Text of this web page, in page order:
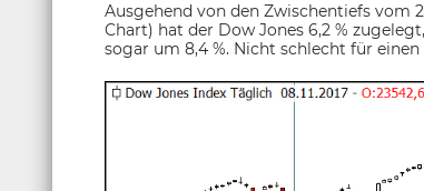
Ausgehend von den Zwischentiefs vom
Chart) hat der Dow Jones 6,2 %
sogar um 8,4 %. Nicht schlecht für